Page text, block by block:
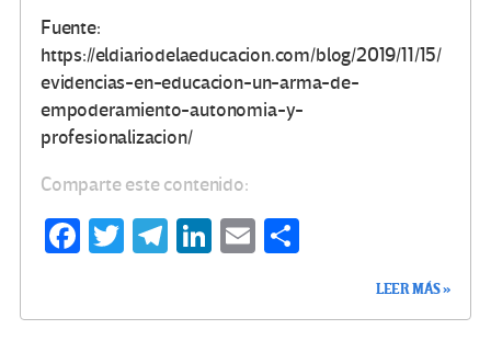
Fuente:
https://eldiariodelaeducacion.com/blog/2019/11/15/
evidencias-en-educacion-un-arma-de-
empoderamiento-autonomia-y-
profesionalizacion/
Comparte este contenido:
Fa T
Te Li
E
LEER MÁS »